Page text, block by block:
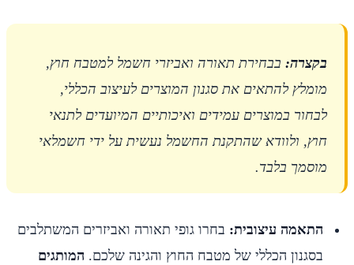
בקצרה:בבחירת תאורה ואביזרי חשמל למטבח חוץ,
מומלץ להתאים את סגנון המוצרים לעיצוב הכללי,
לבחור במוצרים עמידים ואיכותיים המיועדים לתנאי
חוץ, ולוודא שהתקנת החשמל נעשית על ידי חשמלאי
מוסמך בלבד.
התאמה עיצובית: בחרו גופי תאורה ואביזרים המשתלבים
בסגנון הכללי של מטבח החוץ והגינה שלכם. המותגים